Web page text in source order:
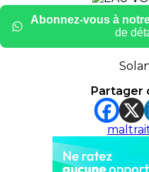
Abonnez-vous à
de
Partager